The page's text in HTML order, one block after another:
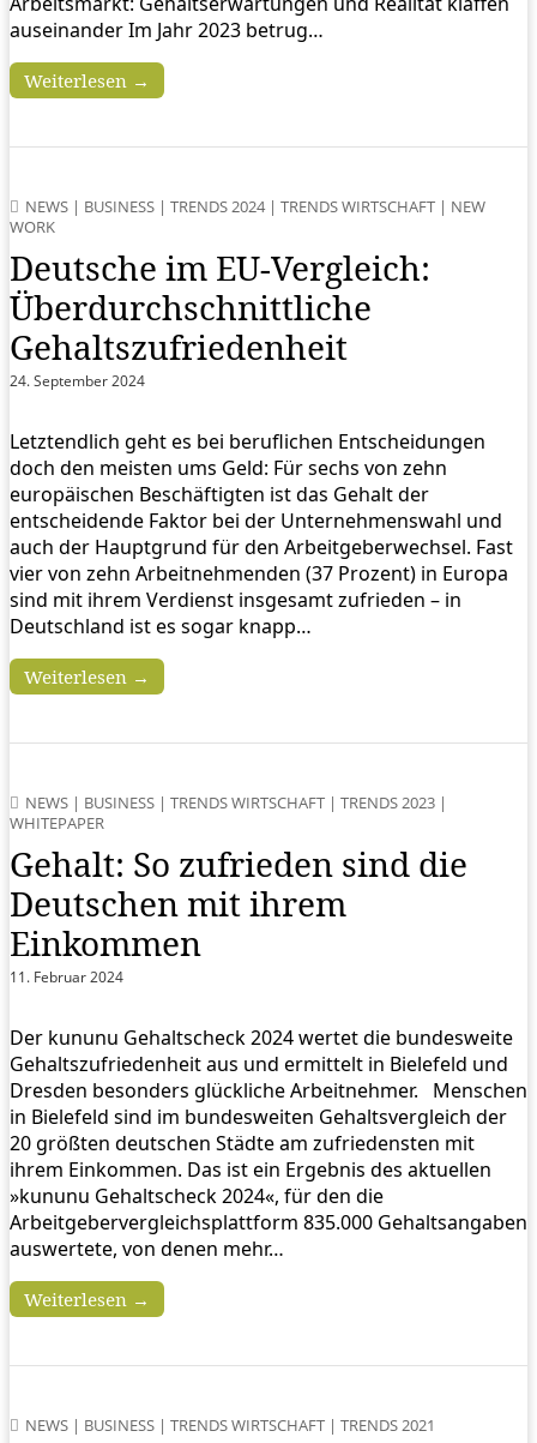
auseinander Im Jahr 2023 betrug…
Weiterlesen →
NEWS | BUSINESS | TRENDS 2024| TRENDS WIRTSCHAFT | NEW
WORK
Deutsche im EU-Vergleich:
Überdurchschnittliche
Gehaltszufriedenheit
24. September 2024
Letztendlich geht es bei beruflichen Entscheidungen
doch den meisten ums Geld: Für sechs von zehn
europäischen Beschäftigten ist das Gehalt der
entscheidende Faktor bei der Unternehmenswahl und
auch der Hauptgrund für den Arbeitgeberwechsel. Fast
vier von zehn Arbeitnehmenden (37 Prozent) in Europa
sind mit ihrem Verdienst insgesamt zufrieden – in
Deutschland ist es sogar knapp…
Weiterlesen →
NEWS | BUSINESS | TRENDS WIRTSCHAFT | TRENDS 2023 |
WHITEPAPER
Gehalt: So zufrieden sind die
Deutschen mit ihrem
Einkommen
11. Februar 2024
Der kununu Gehaltscheck 2024 wertet die bundesweite
Gehaltszufriedenheit aus und ermittelt in Bielefeld und
Dresden besonders glückliche Arbeitnehmer. Menschen
in Bielefeld sind im bundesweiten Gehaltsvergleich der
20 größten deutschen Städte am zufriedensten mit
ihrem Einkommen. Das ist ein Ergebnis des aktuellen
»kununu Gehaltscheck 2024«, für den die
Arbeitgebervergleichsplattform 835.000 Gehaltsangaben
auswertete, von denen mehr…
Weiterlesen →
NEWS | BUSINESS | TRENDS WIRTSCHAFT | TRENDS 2021